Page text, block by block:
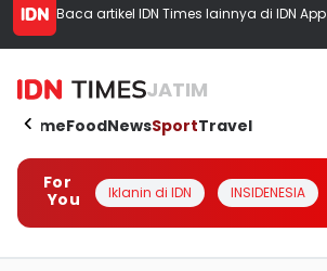
Baca artikel IDN Times lainnya di IDN App
JATIM
HomeFoodNewsSportTravel
For
You
Iklanin di IDN INSIDENESIA